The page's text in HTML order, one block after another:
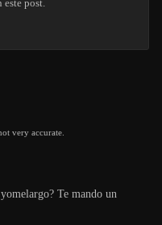
este post.
very accurate.
Te mando un